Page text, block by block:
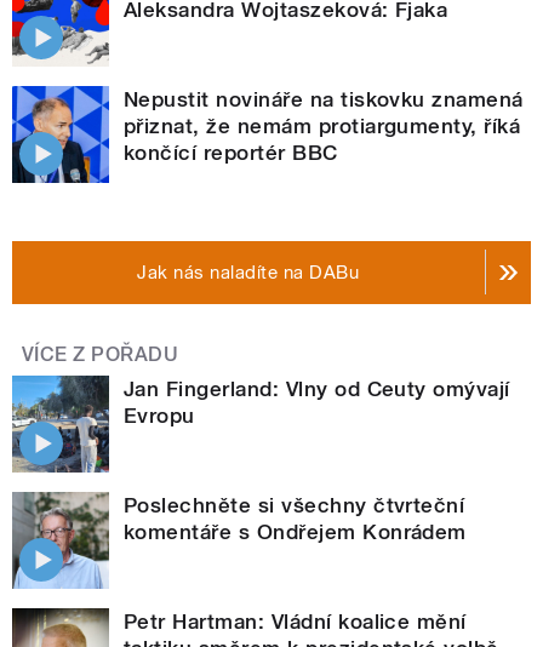
Aleksandra Wojtaszeková: Fjaka
Nepustit novináře na tiskovku znamená
přiznat, že nemám protiargumenty, říká
končící reportér BBC
Jak nás naladíte na DABu
VÍCE Z POŘADU
Jan Fingerland: Vlny od Ceuty omývají
Evropu
Poslechněte si všechny čtvrteční
komentáře s Ondřejem Konrádem
Petr Hartman: Vládní koalice mění